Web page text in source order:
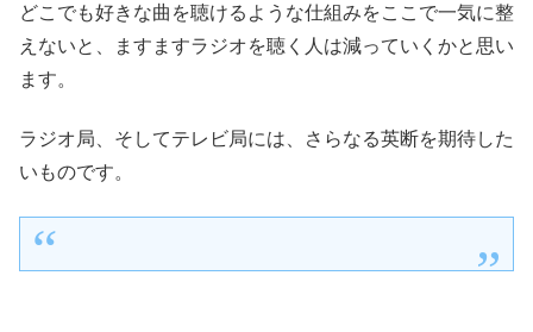
どこでも好きな曲を聴けるような仕組みをここで一気に整
えないと、ますますラジオを聴く人は減っていくかと思い
ます。
ラジオ局、そしてテレビ局には、さらなる英断を期待した
いものです。